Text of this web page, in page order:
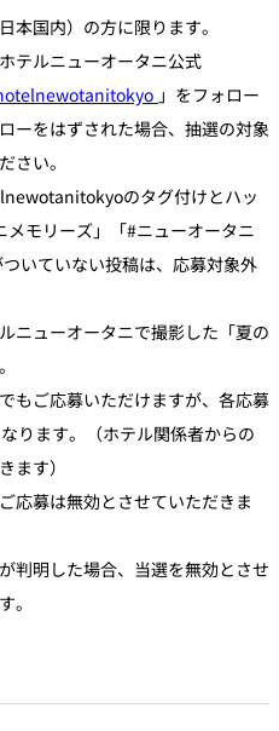
本国内）の方に限ります。
テルニューオータニ公式
」をフォロー
ーをはずされた場合、抽選の対象
さい。
のタグ付けとハッ
モリーズ」「#ニューオータニ
いていない投稿は、応募対象外
ニューオータニで撮影した「夏の
もご応募いただけますが、各応募
ります。（ホテル関係者からの
ます）
応募は無効とさせていただきま
判明した場合、当選を無効とさせ
。